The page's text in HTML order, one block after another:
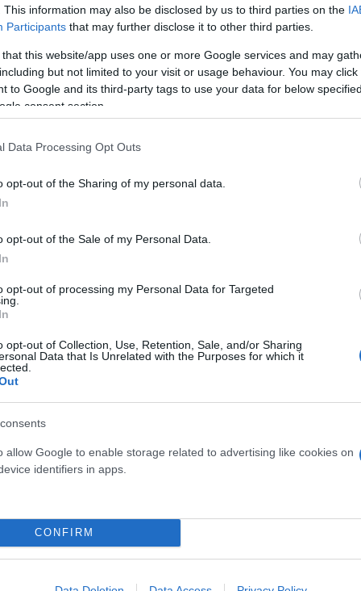
This information may also be disclosed by us to third parties on the
Participants that may further disclose it to other third parties.
that this website/app uses one or more Google services and may
but not limited to your visit or usage behaviour. You may
to Google and its third-party tags to use your data for below
consent section.
Data Processing Opt Outs
opt-out of the Sharing of my personal data.
opt-out of the Sale of my Personal Data.
opt-out of processing my Personal Data for Targeted
opt-out of Collection, Use, Retention, Sale, and/or Sharing
Data that Is Unrelated with the Purposes for which it
allow Google to enable storage related to advertising like cookies on
identifiers in apps.
CONFIRM
και καινοτομία, δεν έχει μέριμνα για την
της χώρας, επενδύοντας στο παρωχημένο
κοινωνικού κράτους.
οι οποίες διευρύνονται υπονομεύοντας και
να κάνει για τις κάμερες, να ξέρει ότι οι
Ανάκαμψης δεν απευθύνεται σε αυτούς».
Flash.grστην αναζήτηση τηςGoogle